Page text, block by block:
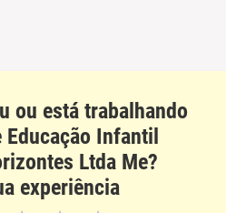
ou está trabalhando
Infantil
Ltda Me?
experiência